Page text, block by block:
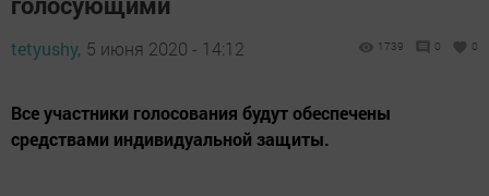
tetyushy, 5 июня 2020 - 14:12 1739 0 0
Все участники голосования будут обеспечены
средствами индивидуальной защиты.